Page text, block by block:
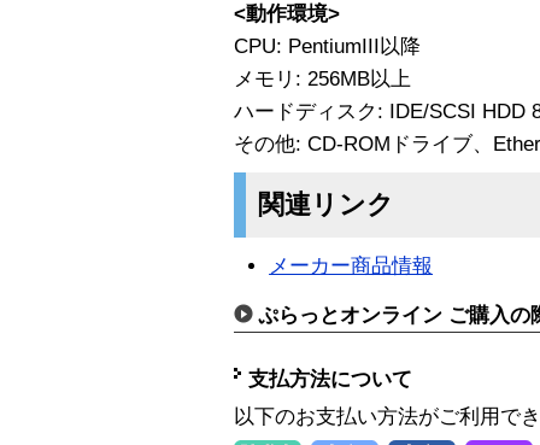
<動作環境>
CPU: PentiumIII以降
メモリ: 256MB以上
ハードディスク: IDE/SCSI HDD
その他: CD-ROMドライブ、
関連リンク
メーカー商品情報
ぷらっとオンライン ご購入の
支払方法について
以下のお支払い方法がご利用で